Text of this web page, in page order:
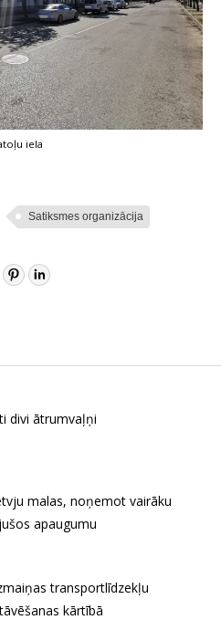
iela
Satiksmes organizācija
divi ātrumvaļņi
malas, noņemot vairāku
apaugumu
transportlīdzekļu
kārtībā